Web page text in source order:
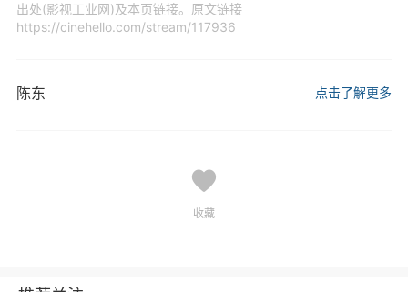
出处(影视工业网)及本页链接。原文链接
https://cinehello.com/stream/117936
陈东 点击了解更多
收藏